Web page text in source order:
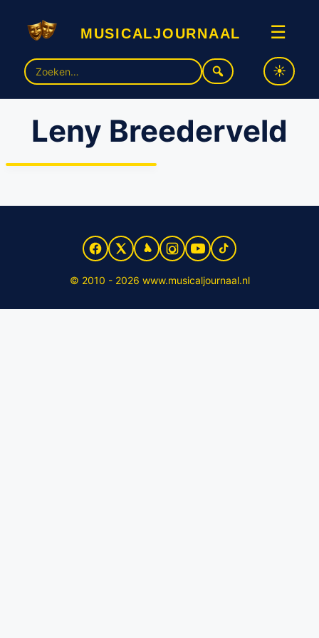
musicaljournaal ☰
Zoek
naar:
Leny Breederveld
Repetities ‘In de ban van
Broadway’ van start
© 2010 - 2026 www.musicaljournaal.nl